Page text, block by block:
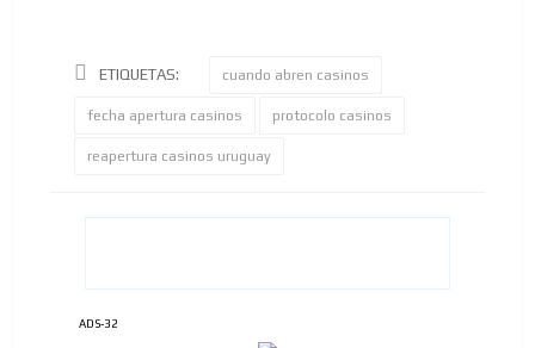
ETIQUETAS: cuando abren casinos
fecha apertura casinos protocolo casinos
reapertura casinos uruguay
ADS-32